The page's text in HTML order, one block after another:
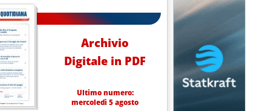
Archivio
Digitale in PDF
Ultimo numero:
mercoledì 5 agosto